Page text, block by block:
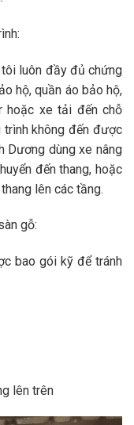
tôi luôn đầy đủ chứng
hộ, quần áo bảo hộ,
hoặc xe tải đến chỗ
trình không đến được
Dương dùng xe nâng
đến thang, hoặc
lên các tầng.
gỗ:
bao gói kỹ để tránh
lên trên